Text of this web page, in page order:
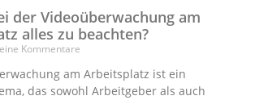
der Videoüberwachung am
alles zu beachten?
Kommentare
am Arbeitsplatz ist ein
das sowohl Arbeitgeber als auch